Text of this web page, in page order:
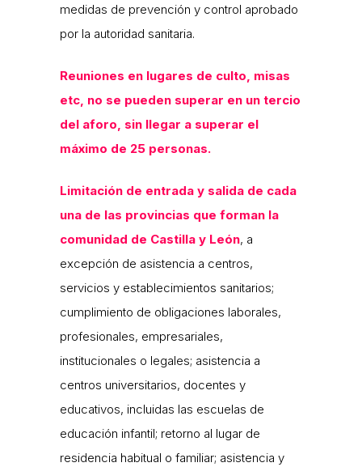
medidas de prevención y control aprobado
por la autoridad sanitaria.
Reuniones en lugares de culto, misas
etc, no se pueden superar en un tercio
del aforo, sin llegar a superar el
máximo de 25 personas.
Limitación de entrada y salida de cada
una de las provincias que forman la
comunidad de Castilla y León, a
excepción de asistencia a centros,
servicios y establecimientos sanitarios;
cumplimiento de obligaciones laborales,
profesionales, empresariales,
institucionales o legales; asistencia a
centros universitarios, docentes y
educativos, incluidas las escuelas de
educación infantil; retorno al lugar de
residencia habitual o familiar; asistencia y